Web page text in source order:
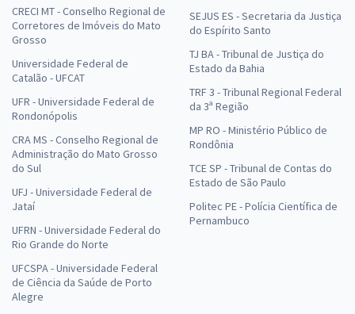
CRECI MT - Conselho Regional de
Corretores de Imóveis do Mato
Grosso
Universidade Federal de
Catalão - UFCAT
UFR - Universidade Federal de
Rondonópolis
CRA MS - Conselho Regional de
Administração do Mato Grosso
do Sul
UFJ - Universidade Federal de
Jataí
UFRN - Universidade Federal do
Rio Grande do Norte
UFCSPA - Universidade Federal
de Ciência da Saúde de Porto
Alegre
SEJUS ES - Secretaria da Justiça
do Espírito Santo
TJ BA - Tribunal de Justiça do
Estado da Bahia
TRF 3 - Tribunal Regional Federal
da 3ª Região
MP RO - Ministério Público de
Rondônia
TCE SP - Tribunal de Contas do
Estado de São Paulo
Politec PE - Polícia Científica de
Pernambuco